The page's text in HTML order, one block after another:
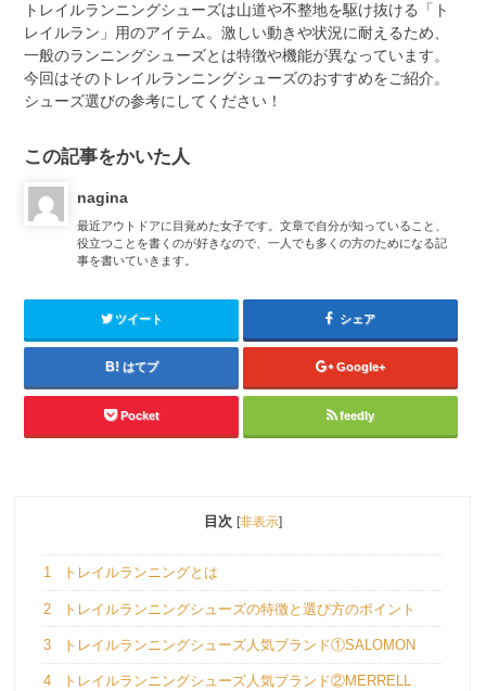
トレイルランニングシューズは山道や不整地を駆け抜ける「ト
レイルラン」用のアイテム。激しい動きや状況に耐えるため、
一般のランニングシューズとは特徴や機能が異なっています。
今回はそのトレイルランニングシューズのおすすめをご紹介。
シューズ選びの参考にしてください！
この記事をかいた人
nagina
最近アウトドアに目覚めた女子です。文章で自分が知っていること、
役立つことを書くのが好きなので、一人でも多くの方のためになる記
事を書いていきます。
ツイート シェア
はてブ Google+
Pocket feedly
目次 [非表示]
1 トレイルランニングとは
2 トレイルランニングシューズの特徴と選び方のポイント
3 トレイルランニングシューズ人気ブランド①SALOMON
4 トレイルランニングシューズ人気ブランド②MERRELL